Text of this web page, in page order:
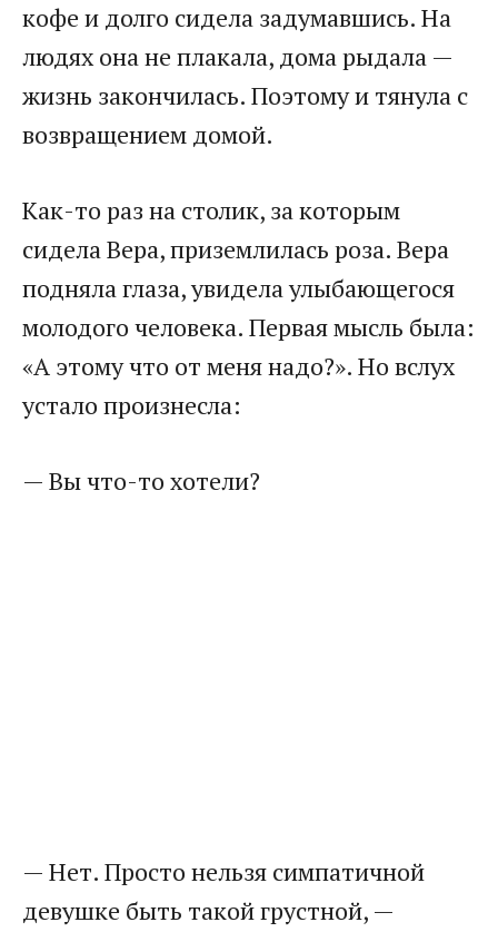
кофе и долго сидела задумавшись. На
людях она не плакала, дома рыдала —
жизнь закончилась. Поэтому и тянула с
возвращением домой.
Как-то раз на столик, за которым
сидела Вера, приземлилась роза. Вера
подняла глаза, увидела улыбающегося
молодого человека. Первая мысль была:
«А этому что от меня надо?». Но вслух
устало произнесла:
— Вы что-то хотели?
— Нет. Просто нельзя симпатичной
девушке быть такой грустной, —